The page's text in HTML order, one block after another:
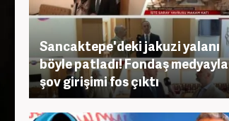
Sancaktepe'deki jakuzi yalanı
böyle patladı! Fondaş medyayla
şov girişimi fos çıktı